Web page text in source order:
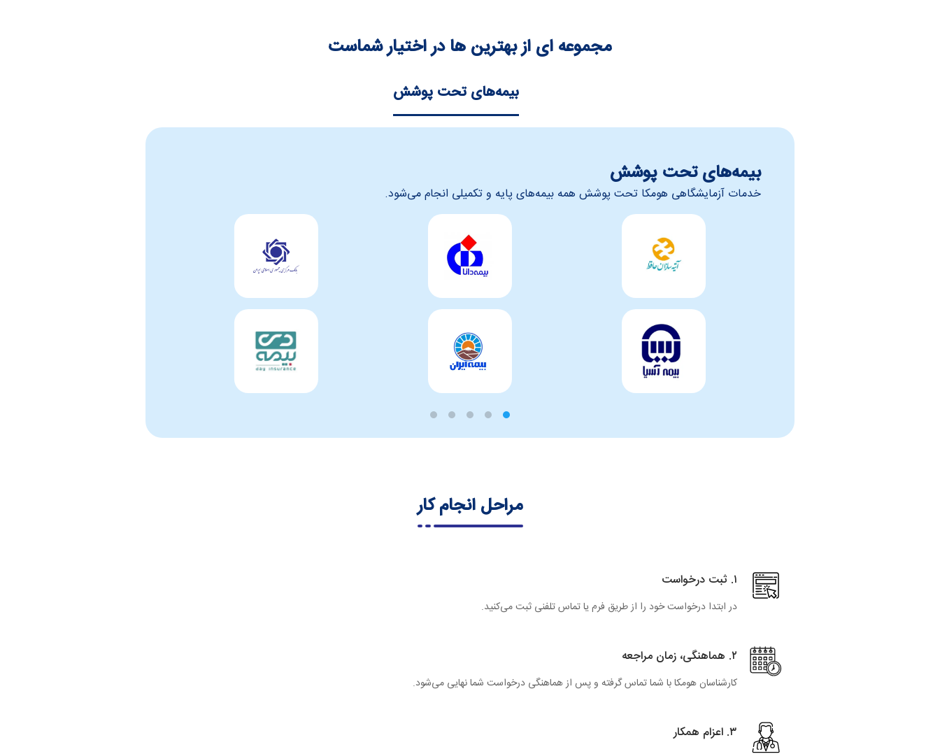
مجموعه ای از بهترین ها در اختیار شماست
بیمه‌های تحت پوشش
بیمه‌های تحت پوشش
خدمات آزمایشگاهی هومکا تحت پوشش همه بیمه‌های پایه و تکمیلی انجام می‌شود.
مراحل انجام کار
۱. ثبت درخواست
در ابتدا درخواست خود را از طریق فرم یا تماس تلفنی ثبت می‌کنید.
۲. هماهنگی، زمان مراجعه
کارشناسان هومکا با شما تماس گرفته و پس از هماهنگی درخواست شما نهایی می‌شود.
۳. اعزام همکار